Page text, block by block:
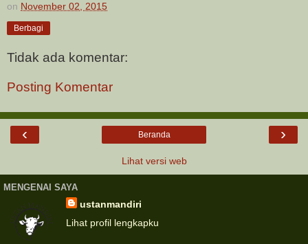
on November 02, 2015
Berbagi
Tidak ada komentar:
Posting Komentar
‹ ›
Beranda
Lihat versi web
MENGENAI SAYA
ustanmandiri
Lihat profil lengkapku